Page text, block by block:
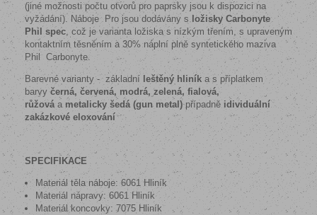
(jiné možnosti počtu otvorů pro paprsky jsou k dispozici na
vyžádání). Náboje Pro jsou dodávány s ložisky Carbonyte
Phil spec, což je varianta ložiska s nízkým třením, s upraveným
kontaktním těsněním a 30% náplní plně syntetického maziva
Phil Carbonyte.
Barevné varianty - základní leštěný hliník a s příplatkem
barvy černá, červená, modrá, zelená, fialová,
růžová a metalicky šedá (gun metal)případně idividuální
zakázkové eloxování
SPECIFIKACE
Materiál těla náboje: 6061 Hliník
Materiál nápravy: 6061 Hliník
Materiál koncovky: 7075 Hliník